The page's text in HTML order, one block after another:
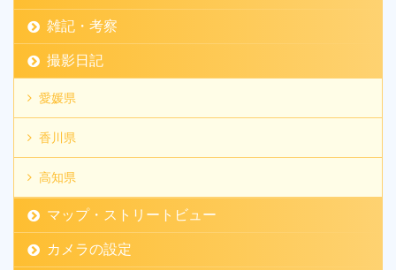
雑記・考察
撮影日記
愛媛県
香川県
高知県
マップ・ストリートビュー
カメラの設定